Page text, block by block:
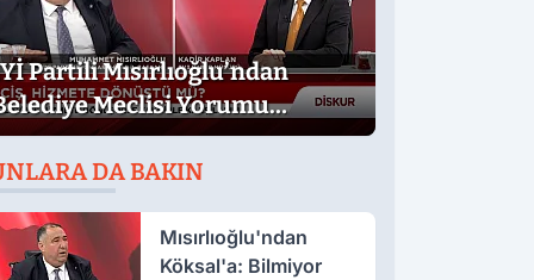
Partili Mısırlıoğlu’ndan
Meclisi Yorumu
ve şık bulmuyorum
DA BAKIN
Mısırlıoğlu'ndan
Köksal'a: Bilmiyor